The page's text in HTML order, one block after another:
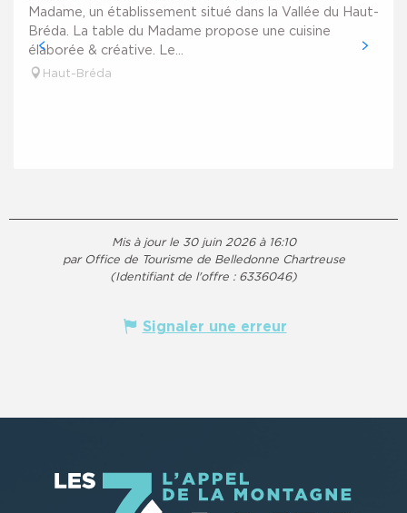
Madame, un établissement situé dans la Vallée du Haut-
Bréda. La table du Madame propose une cuisine
élaborée & créative. Le...
Haut-Bréda
Mis à jour le 30 juin 2026 à 16:10
par Office de Tourisme de Belledonne Chartreuse
(Identifiant de l'offre : 6336046)
Signaler une erreur